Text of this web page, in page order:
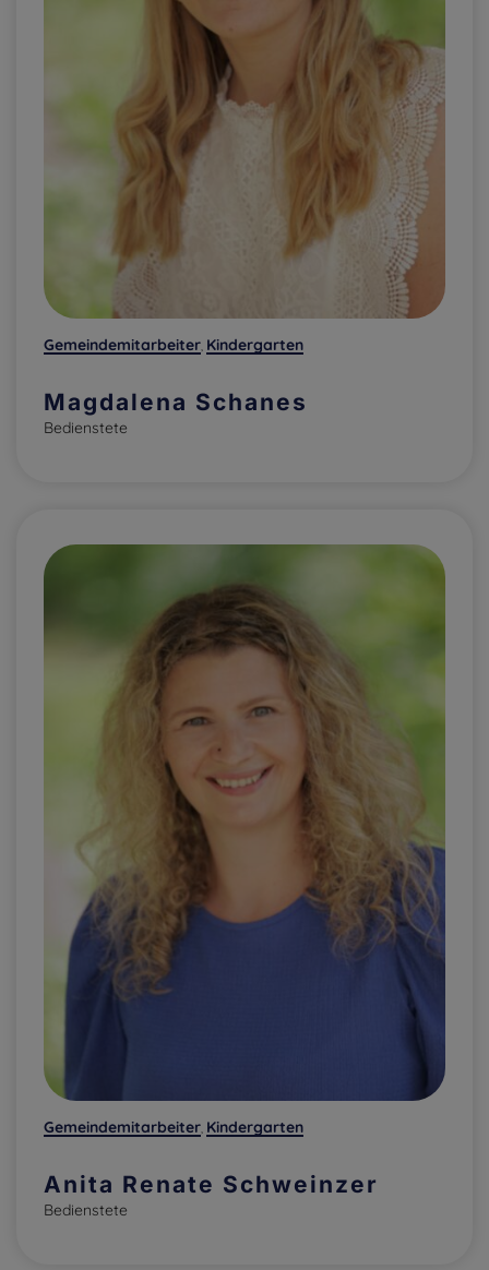
Gemeindemitarbeiter, Kindergarten
Magdalena Schanes
Bedienstete
Gemeindemitarbeiter, Kindergarten
Anita Renate Schweinzer
Bedienstete